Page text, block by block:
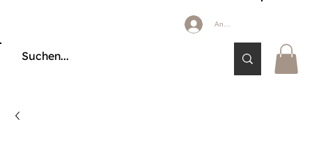
Anmelden